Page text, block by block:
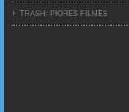
TRASH: PIORES FILMES